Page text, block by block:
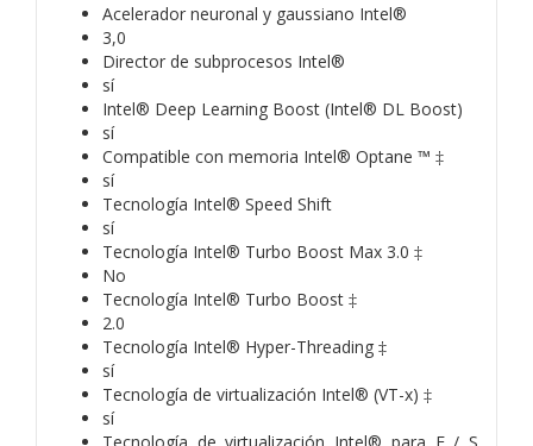
Acelerador neuronal y gaussiano Intel®
3,0
Director de subprocesos Intel®
sí
Intel® Deep Learning Boost (Intel® DL Boost)
sí
Compatible con memoria Intel® Optane ™ ‡
sí
Tecnología Intel® Speed ​​Shift
sí
Tecnología Intel® Turbo Boost Max 3.0 ‡
No
Tecnología Intel® Turbo Boost ‡
2.0
Tecnología Intel® Hyper-Threading ‡
sí
Tecnología de virtualización Intel® (VT-x) ‡
sí
Tecnología de virtualización Intel® para E / S